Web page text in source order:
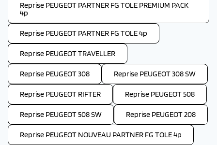
Reprise PEUGEOT PARTNER FG TOLE PREMIUM PACK
4p
Reprise PEUGEOT PARTNER FG TOLE 4p
Reprise PEUGEOT TRAVELLER
Reprise PEUGEOT 308 Reprise PEUGEOT 308 SW
Reprise PEUGEOT RIFTER Reprise PEUGEOT 508
Reprise PEUGEOT 508 SW Reprise PEUGEOT 208
Reprise PEUGEOT NOUVEAU PARTNER FG TOLE 4p